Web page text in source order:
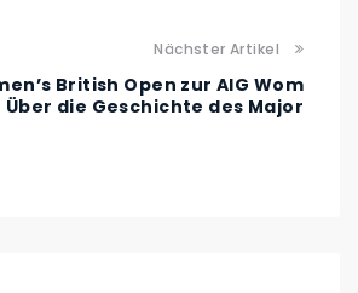
Nächster Artikel
British Open zur AIG Wom
Über die Geschichte des Major